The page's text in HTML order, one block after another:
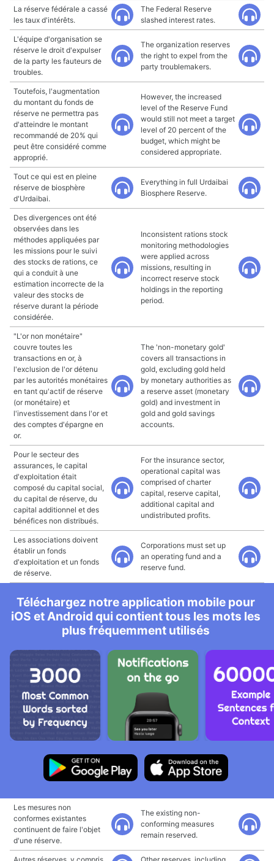
La réserve fédérale a cassé
les taux d'intérêts.
The Federal Reserve
slashed interest rates.
L'équipe d'organisation se
réserve le droit d'expulser
de la party les fauteurs de
troubles.
The organization reserves
the right to expel from the
party troublemakers.
Toutefois, l'augmentation
du montant du fonds de
réserve ne permettra pas
d'atteindre le montant
recommandé de 20% qui
peut être considéré comme
approprié.
However, the increased
level of the Reserve Fund
would still not meet a target
level of 20 percent of the
budget, which might be
considered appropriate.
Tout ce qui est en pleine
réserve de biosphère
d'Urdaibai.
Everything in full Urdaibai
Biosphere Reserve.
Des divergences ont été
observées dans les
méthodes appliquées par
les missions pour le suivi
des stocks de rations, ce
qui a conduit à une
estimation incorrecte de la
valeur des stocks de
réserve durant la période
considérée.
Inconsistent rations stock
monitoring methodologies
were applied across
missions, resulting in
incorrect reserve stock
holdings in the reporting
period.
"L'or non monétaire"
couvre toutes les
transactions en or, à
l'exclusion de l'or détenu
par les autorités monétaires
en tant qu'actif de réserve
(or monétaire) et
l'investissement dans l'or et
des comptes d'épargne en
or.
The 'non-monetary gold'
covers all transactions in
gold, excluding gold held
by monetary authorities as
a reserve asset (monetary
gold) and investment in
gold and gold savings
accounts.
Pour le secteur des
assurances, le capital
d'exploitation était
composé du capital social,
du capital de réserve, du
capital additionnel et des
bénéfices non distribués.
For the insurance sector,
operational capital was
comprised of charter
capital, reserve capital,
additional capital and
undistributed profits.
Les associations doivent
établir un fonds
d'exploitation et un fonds
de réserve.
Corporations must set up
an operating fund and a
reserve fund.
Téléchargez notre application mobile pour
iOS et Android qui contient tous les mots les
plus fréquemment utilisés
Les mesures non
conformes existantes
continuent de faire l'objet
d'une réserve.
The existing non-
conforming measures
remain reserved.